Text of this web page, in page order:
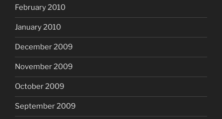
February 2010
January 2010
December 2009
November 2009
October 2009
September 2009